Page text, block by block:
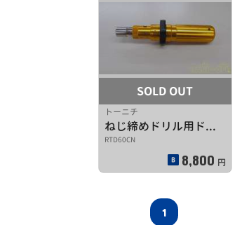
SOLD OUT
トーニチ
ねじ締めドリル用ドライバーピット
RTD60CN
8,800 円
1